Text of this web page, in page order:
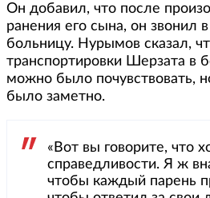
Он добавил, что после
ранения его сына, он звонил
больницу. Нурымов сказал,
транспортировки Шерзата в
можно было почувствовать,
было заметно.
«Вот вы говорите, что
справедливости. Я ж
чтобы каждый парень